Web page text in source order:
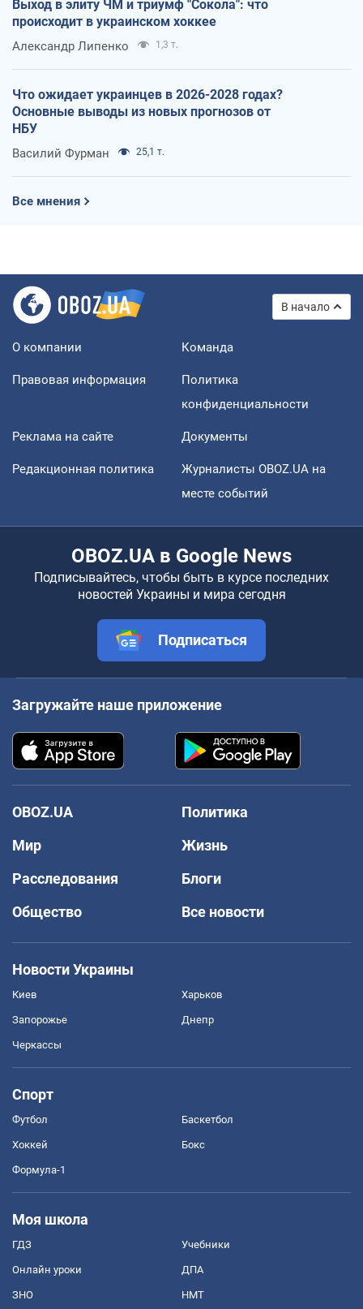
Выход в элиту ЧМ и триумф "Сокола": что
происходит в украинском хоккее
Александр Липенко 1,3 т.
Что ожидает украинцев в 2026-2028 годах?
Основные выводы из новых прогнозов от
НБУ
Василий Фурман 25,1 т.
Все мнения
В начало
О компании Команда
Правовая информация
Политика
конфиденциальности
Реклама на сайте Документы
Редакционная политика
Журналисты OBOZ.UA на
месте событий
OBOZ.UA в Google News
Подписывайтесь, чтобы быть в курсе последних
новостей Украины и мира сегодня
Подписаться
Загружайте наше приложение
OBOZ.UA
Политика
Мир
Жизнь
Расследования
Блоги
Общество
Все новости
Новости Украины
Киев Харьков
Запорожье Днепр
Черкассы
Спорт
Футбол Баскетбол
Хоккей Бокс
Формула-1
Моя школа
ГДЗ Учебники
Онлайн уроки ДПА
ЗНО НМТ